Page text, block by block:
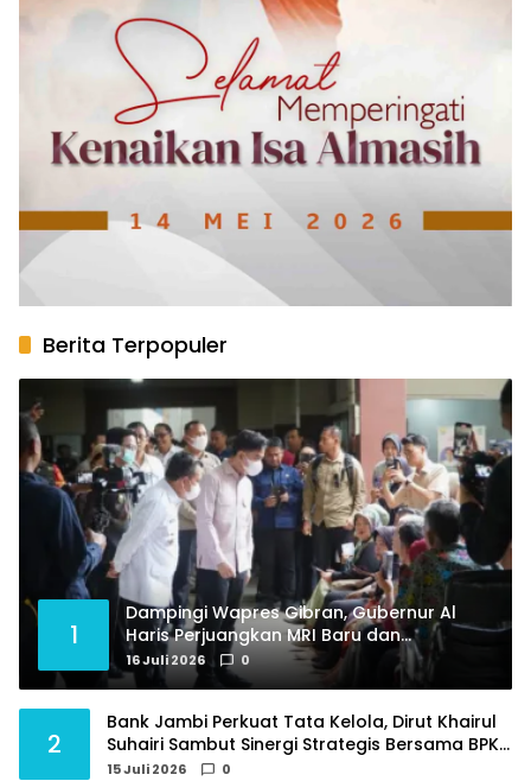
Berita Terpopuler
1
Dampingi Wapres Gibran, Gubernur Al
Haris Perjuangkan MRI Baru dan
Tambahan Dokter Spesialis untuk RSUD
Raden Mattaher
16 Juli 2026 0
2
Bank Jambi Perkuat Tata Kelola, Dirut Khairul
Suhairi Sambut Sinergi Strategis Bersama BPKP
Jambi
15 Juli 2026 0